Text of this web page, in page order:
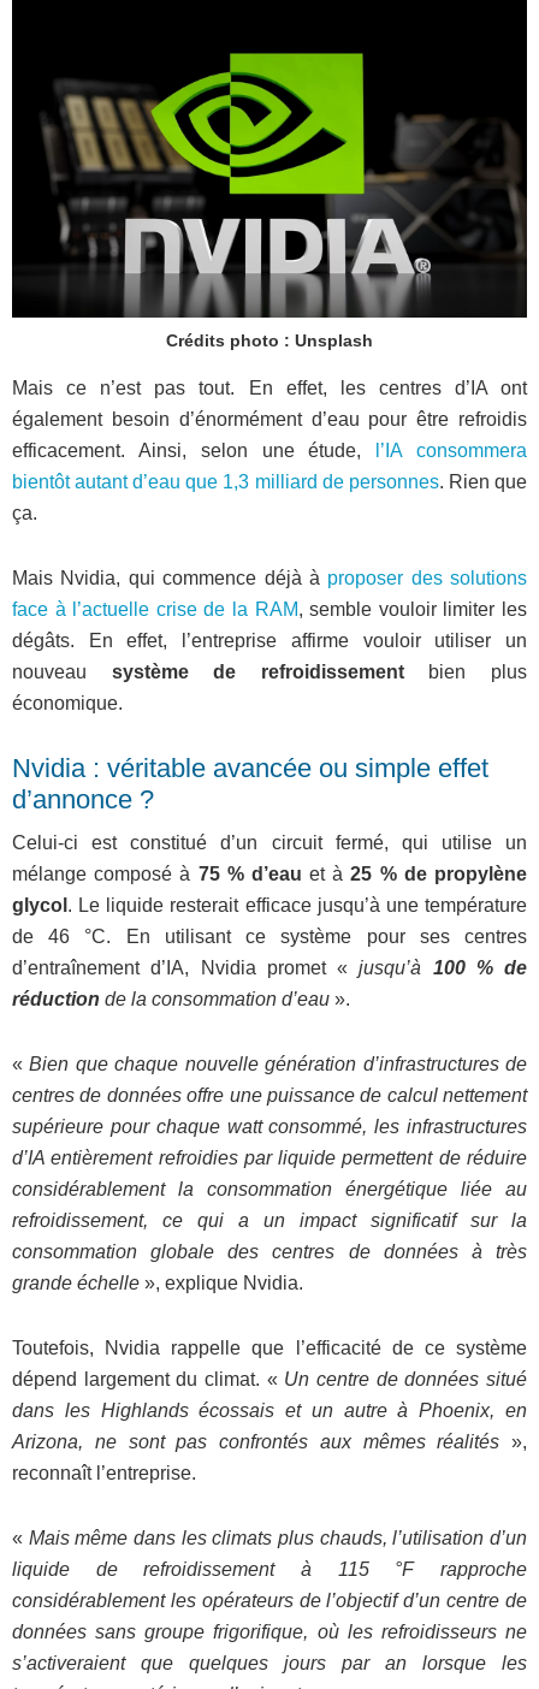
Crédits photo : Unsplash
Mais ce n’est pas tout. En effet, les centres d’IA ont
également besoin d’énormément d’eau pour être refroidis
efficacement. Ainsi, selon une étude,
l’IA consommera
bientôt autant d’eau que 1,3 milliard de personnes. Rien que
ça.
Mais Nvidia, qui commence déjà à proposer des solutions
face à l’actuelle crise de la RAM, semble vouloir limiter les
dégâts. En effet, l’entreprise affirme vouloir utiliser un
nouveau système de refroidissementbien plus
économique.
Nvidia : véritable avancée ou simple effet
d’annonce ?
Celui-ci est constitué d’un circuit fermé, qui utilise un
mélange composé à 75 % d’eau et à25 % de propylène
glycol . Le liquide resterait efficace jusqu’à une température
de 46 °C. En utilisant ce système pour ses centres
d’entraînement d’IA, Nvidia promet « jusqu’à 100 % de
réduction de la consommation d’eau ».
«Bien que chaque nouvelle génération d’infrastructures de
centres de données offre une puissance de calcul nettement
supérieure pour chaque watt consommé, les infrastructures
d’IA entièrement refroidies par liquide permettent de réduire
considérablement la consommation énergétique liée au
refroidissement, ce qui a un impact significatif sur la
consommation globale des centres de données à très
grande échelle », explique Nvidia.
Toutefois, Nvidia rappelle que l’efficacité de ce système
dépend largement du climat. « Un centre de données situé
dans les Highlands écossais et un autre à Phoenix, en
Arizona, ne sont pas confrontés aux mêmes réalités »,
reconnaît l’entreprise.
« Mais même dans les climats plus chauds, l’utilisation d’un
liquide de refroidissement à 115 °F rapproche
considérablement les opérateurs de l’objectif d’un centre de
données sans groupe frigorifique, où les refroidisseurs ne
s’activeraient que quelques jours par an lorsque les